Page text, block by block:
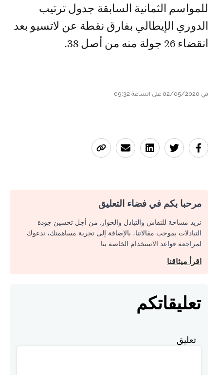
للمواسم الثمانية السابقة جدول ترتيب
الدوري الإيطالي بفارق نقطة عن لاتسيو بعد
انقضاء 26 جولة منه من أصل 38.
في 02/05/2020 على الساعة 09:32
مرحبا بكم في فضاء التعليق
نريد مساحة للنقاش والتبادل والحوار. من أجل تحسين جودة
التبادلات بموجب مقالاتنا، بالإضافة إلى تجربة مساهمتك، ندعوك
لمراجعة قواعد الاستخدام الخاصة بنا.
اقرأ ميثاقنا
تعليقاتكم
تعليق